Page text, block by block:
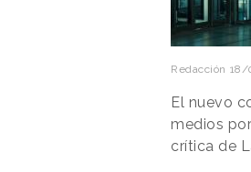
Redacción 18/
El nuevo
medios
crítica de